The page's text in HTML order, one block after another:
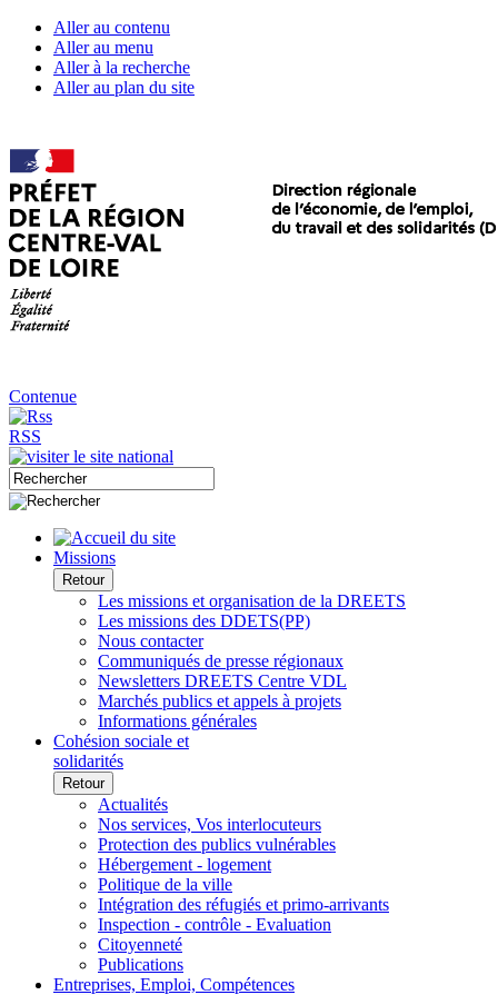
Aller au contenu
Aller au menu
Aller à la recherche
Aller au plan du site
Contenue
RSS
Missions
Retour
Les missions et organisation de la DREETS
Les missions des DDETS(PP)
Nous contacter
Communiqués de presse régionaux
Newsletters DREETS Centre VDL
Marchés publics et appels à projets
Informations générales
Cohésion sociale et
solidarités
Retour
Actualités
Nos services, Vos interlocuteurs
Protection des publics vulnérables
Hébergement - logement
Politique de la ville
Intégration des réfugiés et primo-arrivants
Inspection - contrôle - Evaluation
Citoyenneté
Publications
Entreprises, Emploi, Compétences